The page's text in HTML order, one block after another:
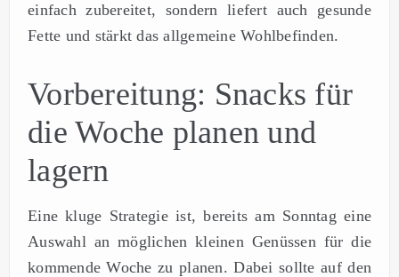
einfach zubereitet, sondern liefert auch gesunde
Fette und stärkt das allgemeine Wohlbefinden.
Vorbereitung: Snacks für
die Woche planen und
lagern
Eine kluge Strategie ist, bereits am Sonntag eine
Auswahl an möglichen kleinen Genüssen für die
kommende Woche zu planen. Dabei sollte auf den